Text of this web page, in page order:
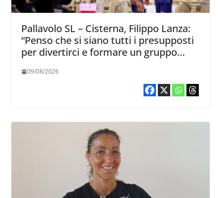
Pallavolo SL – Cisterna, Filippo Lanza:
“Penso che si siano tutti i presupposti
per divertirci e formare un gruppo
09/08/2026